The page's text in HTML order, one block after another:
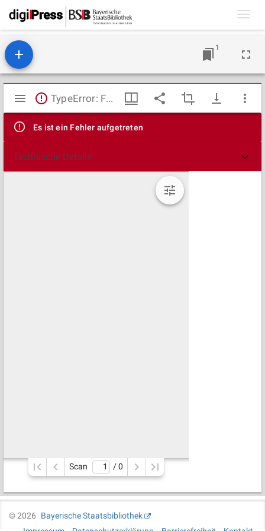
1
Mirador
Viewer
TypeError: Failed to fetch
Es ist ein Fehler aufgetreten
Technische Details
Scan / 0
©2026
Bayerische Staatsbibliothek